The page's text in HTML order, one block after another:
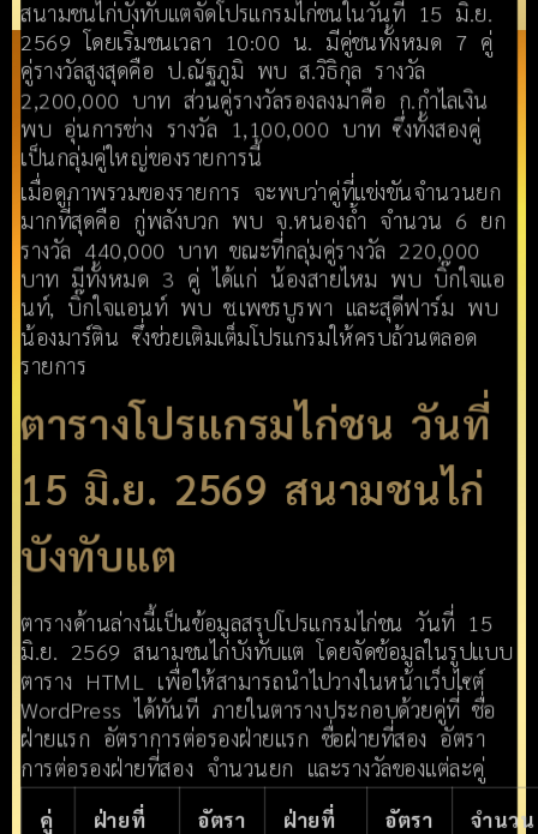
สนามชนไก่บังทับแตจัดโปรแกรมไก่ชนในวันที่ 15 มิ.ย.
2569 โดยเริ่มชนเวลา 10:00 น. มีคู่ชนทั้งหมด 7 คู่
คู่รางวัลสูงสุดคือ ป.ณัฐภูมิ พบ ส.วิธิกุล รางวัล
2,200,000 บาท ส่วนคู่รางวัลรองลงมาคือ ก.กำไลเงิน
พบ อุ่นการช่าง รางวัล 1,100,000 บาท ซึ่งทั้งสองคู่
เป็นกลุ่มคู่ใหญ่ของรายการนี้
เมื่อดูภาพรวมของรายการ จะพบว่าคู่ที่แข่งขันจำนวนยก
มากที่สุดคือ กู่พลังบวก พบ จ.หนองถ้ำ จำนวน 6 ยก
รางวัล 440,000 บาท ขณะที่กลุ่มคู่รางวัล 220,000
บาท มีทั้งหมด 3 คู่ ได้แก่ น้องสายไหม พบ บิ๊กใจแอ
นท์, บิ๊กใจแอนท์ พบ ช.เพชรบูรพา และสุดีฟาร์ม พบ
น้องมาร์ติน ซึ่งช่วยเติมเต็มโปรแกรมให้ครบถ้วนตลอด
รายการ
ตารางโปรแกรมไก่ชน วันที่
15 มิ.ย. 2569 สนามชนไก่
บังทับแต
ตารางด้านล่างนี้เป็นข้อมูลสรุปโปรแกรมไก่ชน วันที่ 15
มิ.ย. 2569 สนามชนไก่บังทับแต โดยจัดข้อมูลในรูปแบบ
ตาราง HTML เพื่อให้สามารถนำไปวางในหน้าเว็บไซต์
WordPress ได้ทันที ภายในตารางประกอบด้วยคู่ที่ ชื่อ
ฝ่ายแรก อัตราการต่อรองฝ่ายแรก ชื่อฝ่ายที่สอง อัตรา
การต่อรองฝ่ายที่สอง จำนวนยก และรางวัลของแต่ละคู่
คู่
ฝ่ายที่
อัตรา
ฝ่ายที่
อัตรา
จำนวน